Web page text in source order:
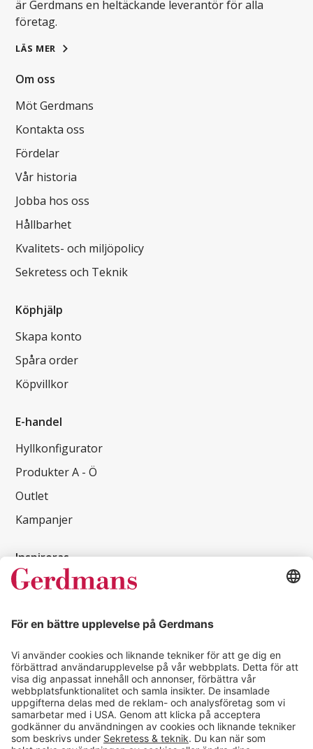
är Gerdmans en heltäckande leverantör för alla
företag.
LÄS MER
Om oss
Möt Gerdmans
Kontakta oss
Fördelar
Vår historia
Jobba hos oss
Hållbarhet
Kvalitets- och miljöpolicy
Sekretess och Teknik
Köphjälp
Skapa konto
Spåra order
Köpvillkor
E-handel
Hyllkonfigurator
Produkter A - Ö
Outlet
Kampanjer
Inspireras
Kundcase
Läsvärt
Kontakt
info@gerdmans.se
0433-740 80